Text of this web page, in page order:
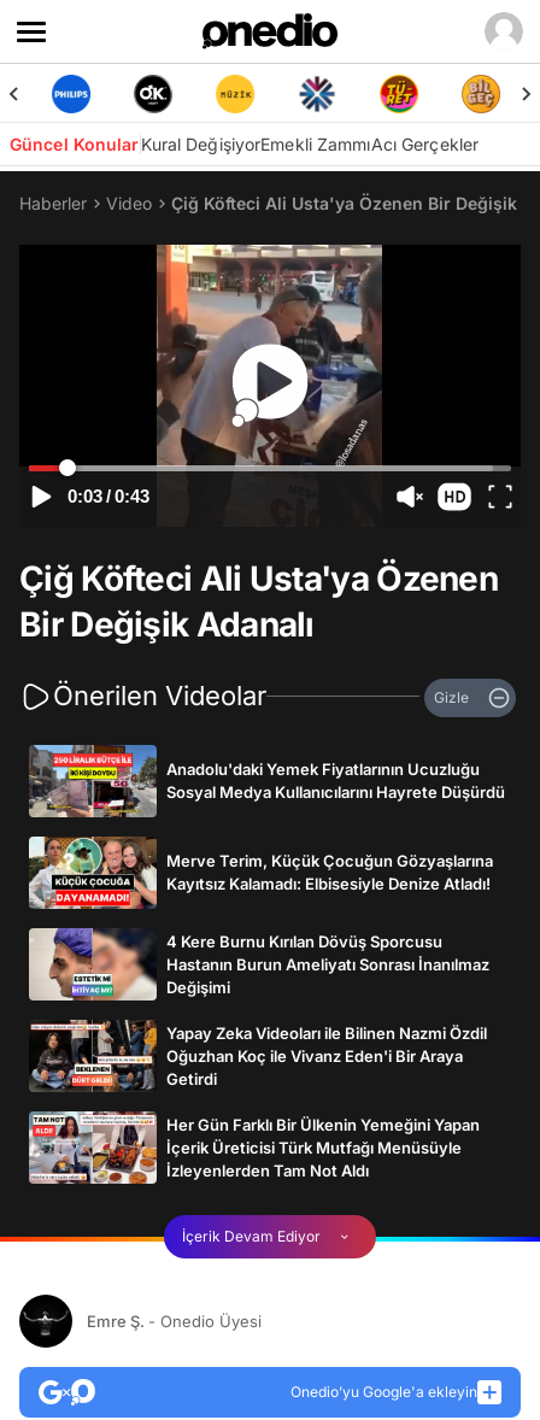
Güncel KonularKural DeğişiyorEmekli ZammıAcı Gerçekler
Haberler Video Çiğ Köfteci Ali Usta'ya Özenen Bir Değişik
0:03/0:43
Çiğ Köfteci Ali Usta'ya Özenen
Bir Değişik Adanalı
Önerilen Videolar Gizle
Anadolu'daki Yemek Fiyatlarının Ucuzluğu
Sosyal Medya Kullanıcılarını Hayrete Düşürdü
Merve Terim, Küçük Çocuğun Gözyaşlarına
Kayıtsız Kalamadı: Elbisesiyle Denize Atladı!
4 Kere Burnu Kırılan Dövüş Sporcusu
Hastanın Burun Ameliyatı Sonrası İnanılmaz
Değişimi
Yapay Zeka Videoları ile Bilinen Nazmi Özdil
Oğuzhan Koç ile Vivanz Eden'i Bir Araya
Getirdi
Her Gün Farklı Bir Ülkenin Yemeğini Yapan
İçerik Üreticisi Türk Mutfağı Menüsüyle
İzleyenlerden Tam Not Aldı
İçerik Devam Ediyor
Emre Ş. - Onedio Üyesi
Onedio’yu Google'a ekleyin